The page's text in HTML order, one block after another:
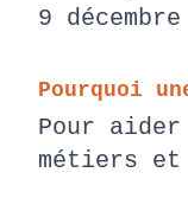
9
Pourquoi
Pour
métiers